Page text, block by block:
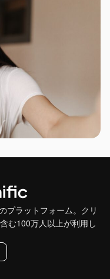
プラットフォーム。クリ
む100万人以上が利用し